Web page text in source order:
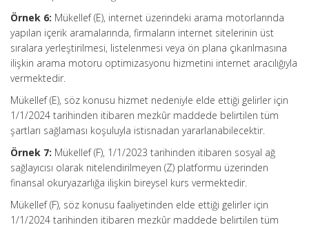
Örnek 6: Mükellef (E), internet üzerindeki arama motorlarında
yapılan içerik aramalarında, firmaların internet sitelerinin üst
sıralara yerleştirilmesi, listelenmesi veya ön plana çıkarılmasına
ilişkin arama motoru optimizasyonu hizmetini internet aracılığıyla
vermektedir.
Mükellef (E), söz konusu hizmet nedeniyle elde ettiği gelirler için
1/1/2024 tarihinden itibaren mezkûr maddede belirtilen tüm
şartları sağlaması koşuluyla istisnadan yararlanabilecektir.
Örnek 7: Mükellef (F), 1/1/2023 tarihinden itibaren sosyal ağ
sağlayıcısı olarak nitelendirilmeyen (Z) platformu üzerinden
finansal okuryazarlığa ilişkin bireysel kurs vermektedir.
Mükellef (F), söz konusu faaliyetinden elde ettiği gelirler için
1/1/2024 tarihinden itibaren mezkûr maddede belirtilen tüm